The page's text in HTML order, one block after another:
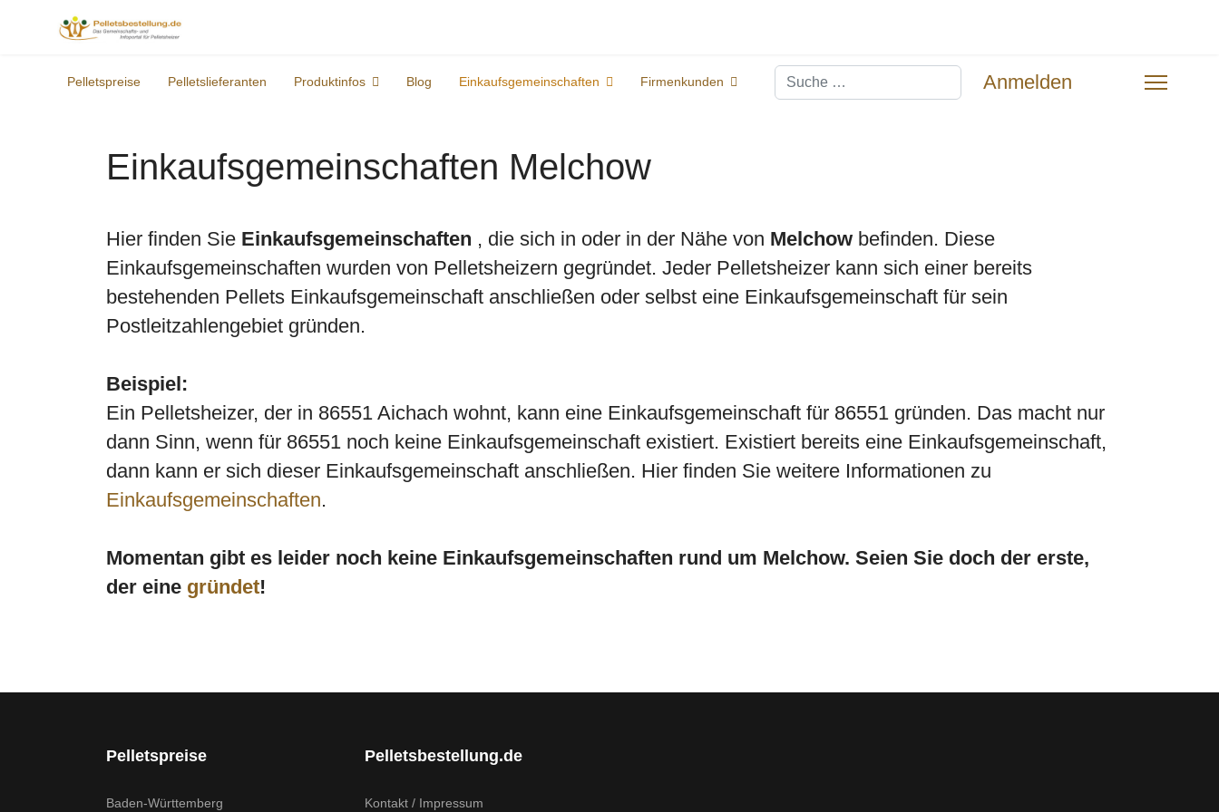
Pelletspreise Pelletslieferanten Produktinfos Blog Einkaufsgemeinschaften Firmenkunden Suchen Anmelden
Einkaufsgemeinschaften Melchow
Hier finden Sie Einkaufsgemeinschaften , die sich in oder in der Nähe von Melchow befinden. Diese
Einkaufsgemeinschaften wurden von Pelletsheizern gegründet. Jeder Pelletsheizer kann sich einer bereits
bestehenden Pellets Einkaufsgemeinschaft anschließen oder selbst eine Einkaufsgemeinschaft für sein
Postleitzahlengebiet gründen.
Beispiel:
Ein Pelletsheizer, der in 86551 Aichach wohnt, kann eine Einkaufsgemeinschaft für 86551 gründen. Das macht nur
dann Sinn, wenn für 86551 noch keine Einkaufsgemeinschaft existiert. Existiert bereits eine Einkaufsgemeinschaft,
dann kann er sich dieser Einkaufsgemeinschaft anschließen. Hier finden Sie weitere Informationen zu
Einkaufsgemeinschaften.
Momentan gibt es leider noch keine Einkaufsgemeinschaften rund um Melchow. Seien Sie doch der erste,
der eine gründet!
Pelletspreise
Baden-Württemberg
Pelletsbestellung.de
Kontakt / Impressum